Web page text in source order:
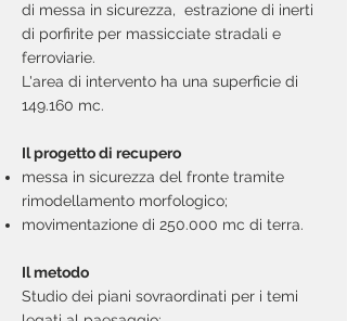
di messa in sicurezza, estrazione di inerti
di porfirite per massicciate stradali e
ferroviarie.
L'area di intervento ha una superficie di
149.160 mc.
Il progetto di recupero
messa in sicurezza del fronte tramite
rimodellamento morfologico;
movimentazione di 250.000 mc di terra.
Il metodo
Studio dei piani sovraordinati per i temi